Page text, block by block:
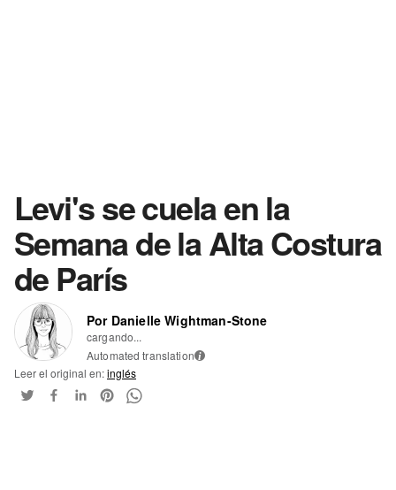
Levi's se cuela en la
Semana de la Alta Costura
de París
Por Danielle Wightman-Stone
cargando...
Automated translation i
Leer el original en:inglés